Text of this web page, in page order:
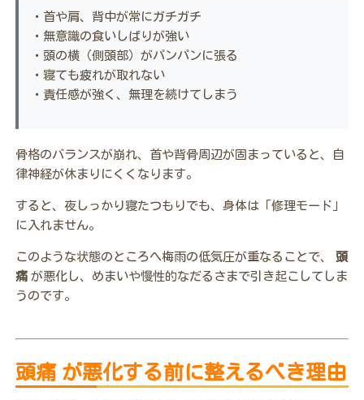
・首や肩、背中が常にガチガチ
・無意識の食いしばりが強い
・頭の横（側頭部）がパンパンに張る
・寝ても疲れが取れない
・責任感が強く、無理を続けてしまう
骨格のバランスが崩れ、首や背骨周辺が固まっていると、自
律神経が休まりにくくなります。
すると、夜しっかり寝たつもりでも、身体は「修理モード」
に入れません。
このような状態のところへ梅雨の低気圧が重なることで、 頭
痛 が悪化し、めまいや慢性的なだるさまで引き起こしてしま
うのです。
頭痛 が悪化する前に整えるべき理由